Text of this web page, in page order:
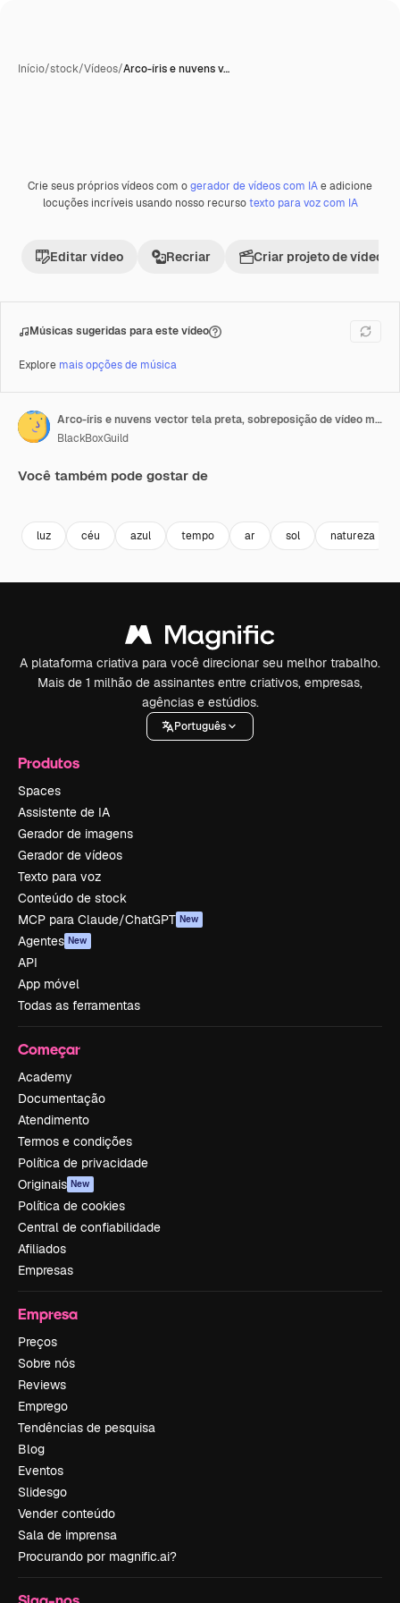
Início/stock/Vídeos/Arco-íris e nuvens v…
Premium
Crie seus próprios vídeos com ogerador de vídeos com IAe adicione
locuções incríveis usando nosso recursotexto para voz com IA
Editar vídeo Recriar Criar projeto de vídeo
Músicas sugeridas para este vídeo
Explore mais opções de música
Arco-íris e nuvens vector tela preta, sobreposição de vídeo meteorológico
BlackBoxGuild
Você também pode gostar de
luz céu azul tempo ar sol natureza
A plataforma criativa para você direcionar seu melhor trabalho.
Mais de 1 milhão de assinantes entre criativos, empresas,
agências e estúdios.
Português
Produtos
Spaces
Assistente de IA
Gerador de imagens
Gerador de vídeos
Texto para voz
Conteúdo de stock
MCP para Claude/ChatGPT New
Agentes New
API
App móvel
Todas as ferramentas
Começar
Academy
Documentação
Atendimento
Termos e condições
Política de privacidade
Originais New
Política de cookies
Central de confiabilidade
Afiliados
Empresas
Empresa
Preços
Sobre nós
Reviews
Emprego
Tendências de pesquisa
Blog
Eventos
Slidesgo
Vender conteúdo
Sala de imprensa
Procurando por magnific.ai?